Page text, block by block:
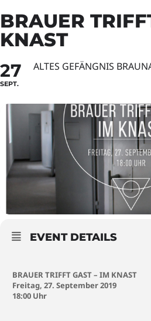
BRAUER
KNAST
27
SEPT.
ALTES GEFÄNGNIS
EVENT DETAILS
BRAUER TRIFFT GAST – IM KNAST
Freitag, 27. September 2019
18:00 Uhr